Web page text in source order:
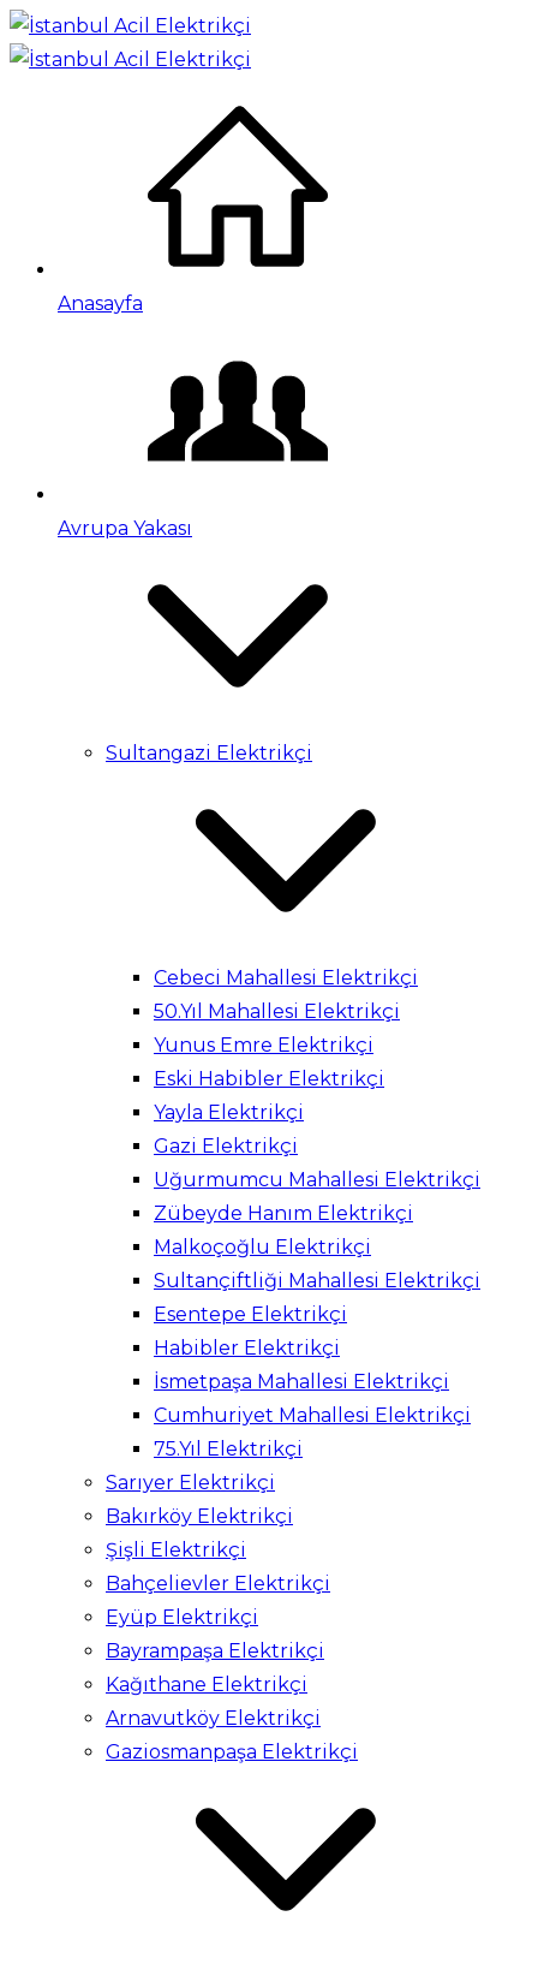
Anasayfa
Avrupa Yakası
Sultangazi Elektrikçi
Cebeci Mahallesi Elektrikçi
50.Yıl Mahallesi Elektrikçi
Yunus Emre Elektrikçi
Eski Habibler Elektrikçi
Yayla Elektrikçi
Gazi Elektrikçi
Uğurmumcu Mahallesi Elektrikçi
Zübeyde Hanım Elektrikçi
Malkoçoğlu Elektrikçi
Sultançiftliği Mahallesi Elektrikçi
Esentepe Elektrikçi
Habibler Elektrikçi
İsmetpaşa Mahallesi Elektrikçi
Cumhuriyet Mahallesi Elektrikçi
75.Yıl Elektrikçi
Sarıyer Elektrikçi
Bakırköy Elektrikçi
Şişli Elektrikçi
Bahçelievler Elektrikçi
Eyüp Elektrikçi
Bayrampaşa Elektrikçi
Kağıthane Elektrikçi
Arnavutköy Elektrikçi
Gaziosmanpaşa Elektrikçi